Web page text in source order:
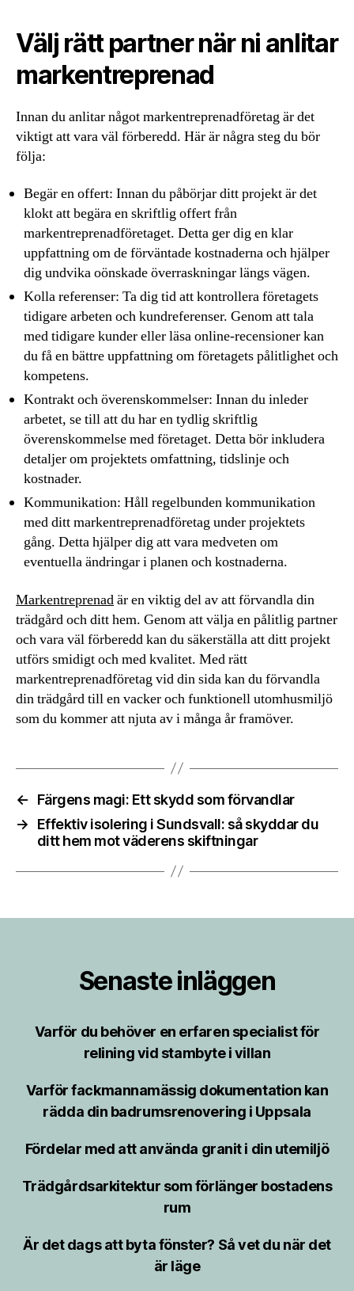
Välj rätt partner när ni anlitar
markentreprenad
Innan du anlitar något markentreprenadföretag är det
viktigt att vara väl förberedd. Här är några steg du bör
följa:
Begär en offert: Innan du påbörjar ditt projekt är det
klokt att begära en skriftlig offert från
markentreprenadföretaget. Detta ger dig en klar
uppfattning om de förväntade kostnaderna och hjälper
dig undvika oönskade överraskningar längs vägen.
Kolla referenser: Ta dig tid att kontrollera företagets
tidigare arbeten och kundreferenser. Genom att tala
med tidigare kunder eller läsa online-recensioner kan
du få en bättre uppfattning om företagets pålitlighet och
kompetens.
Kontrakt och överenskommelser: Innan du inleder
arbetet, se till att du har en tydlig skriftlig
överenskommelse med företaget. Detta bör inkludera
detaljer om projektets omfattning, tidslinje och
kostnader.
Kommunikation: Håll regelbunden kommunikation
med ditt markentreprenadföretag under projektets
gång. Detta hjälper dig att vara medveten om
eventuella ändringar i planen och kostnaderna.
Markentreprenadär en viktig del av att förvandla din
trädgård och ditt hem. Genom att välja en pålitlig partner
och vara väl förberedd kan du säkerställa att ditt projekt
utförs smidigt och med kvalitet. Med rätt
markentreprenadföretag vid din sida kan du förvandla
din trädgård till en vacker och funktionell utomhusmiljö
som du kommer att njuta av i många år framöver.
←
Färgens magi: Ett skydd som förvandlar
→
Effektiv isolering i Sundsvall: så skyddar du
ditt hem mot väderens skiftningar
Senaste inläggen
Varför du behöver en erfaren specialist för
relining vid stambyte i villan
Varför fackmannamässig dokumentation kan
rädda din badrumsrenovering i Uppsala
Fördelar med att använda granit i din utemiljö
Trädgårdsarkitektur som förlänger bostadens
rum
Är det dags att byta fönster? Så vet du när det
är läge